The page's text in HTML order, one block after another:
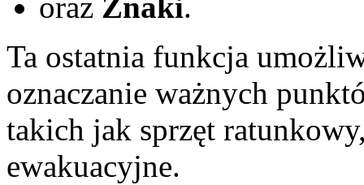
oraz Znaki.
Ta ostatnia funkcja
oznaczanie ważnych
takich jak sprzęt
ewakuacyjne.